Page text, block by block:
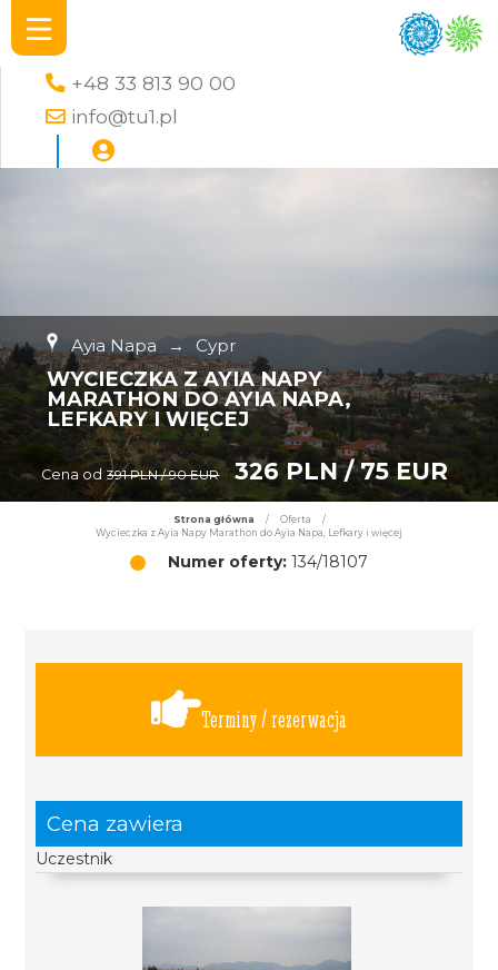
+48 33 813 90 00
info@tu1.pl
Ayia Napa → Cypr
WYCIECZKA Z AYIA NAPY
MARATHON DO AYIA NAPA,
LEFKARY I WIĘCEJ
Cena od 391 PLN / 90 EUR 326 PLN / 75 EUR
Strona główna / Oferta
/
Wycieczka z Ayia Napy Marathon do Ayia Napa, Lefkary i więcej
Numer oferty: 134/18107
Terminy / rezerwacja
Cena zawiera
Uczestnik